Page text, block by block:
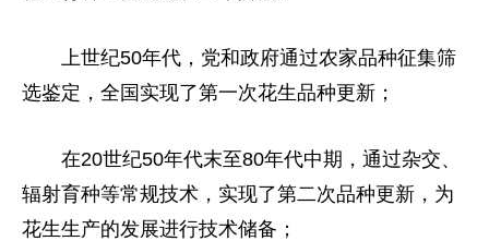
上世纪50年代，党和政府通过农家品种征集筛
选鉴定，全国实现了第一次花生品种更新；
在20世纪50年代末至80年代中期，通过杂交、
辐射育种等常规技术，实现了第二次品种更新，为
花生生产的发展进行技术储备；